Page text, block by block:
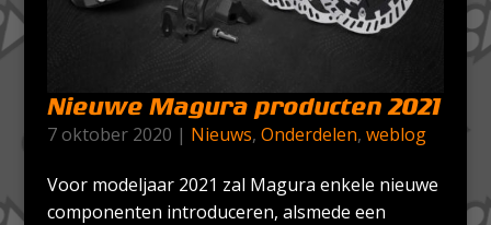
Nieuwe Magura producten 2021
7 oktober 2020 | Nieuws, Onderdelen, weblog
Voor modeljaar 2021 zal Magura enkele nieuwe
componenten introduceren, alsmede een